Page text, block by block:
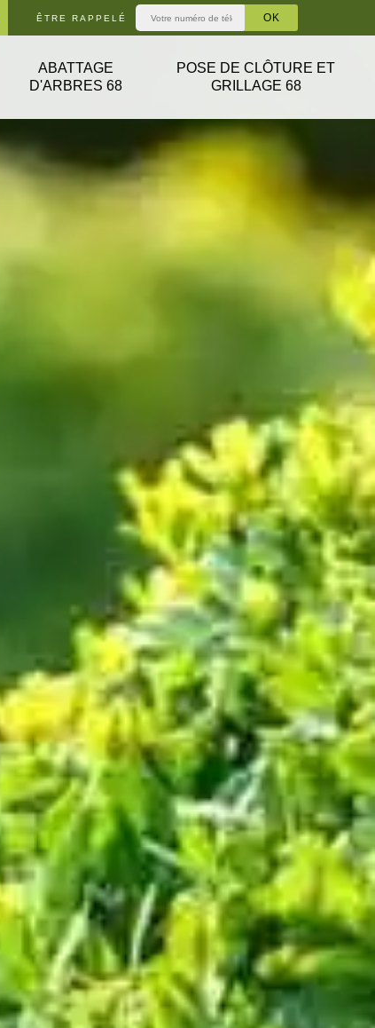
ÊTRE RAPPELÉ
ABATTAGE
D'ARBRES 68
POSE DE CLÔTURE ET
GRILLAGE 68